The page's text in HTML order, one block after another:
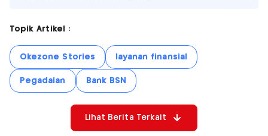
Topik Artikel :
Okezone Stories layanan finansial
Pegadaian Bank BSN
Lihat Berita Terkait